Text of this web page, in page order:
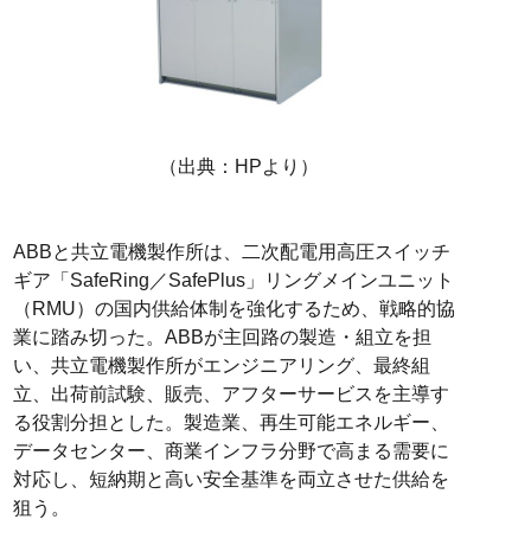
（出典：HPより）
ABBと共立電機製作所は、二次配電用高圧スイッチ
ギア「SafeRing／SafePlus」リングメインユニット
（RMU）の国内供給体制を強化するため、戦略的協
業に踏み切った。ABBが主回路の製造・組立を担
い、共立電機製作所がエンジニアリング、最終組
立、出荷前試験、販売、アフターサービスを主導す
る役割分担とした。製造業、再生可能エネルギー、
データセンター、商業インフラ分野で高まる需要に
対応し、短納期と高い安全基準を両立させた供給を
狙う。